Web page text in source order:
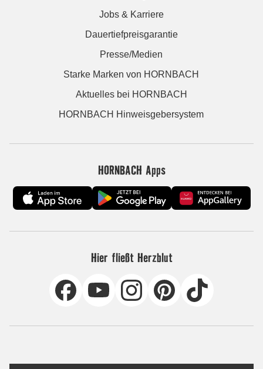
Jobs & Karriere
Dauertiefpreisgarantie
Presse/Medien
Starke Marken von HORNBACH
Aktuelles bei HORNBACH
HORNBACH Hinweisgebersystem
HORNBACH Apps
Hier fließt Herzblut